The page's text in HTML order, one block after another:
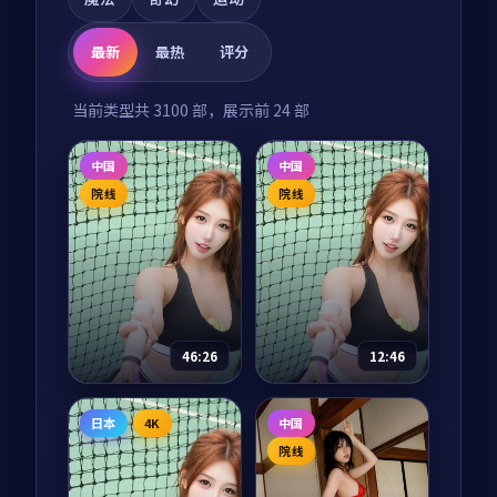
最新 最热 评分
当前类型共 3100 部，展示前 24部
中国
院线
46:26
千里江山图
电视剧 2025
主演：张译、王凯 等
中国
院线
12:46
我们的丝绸之路
纪录片 2025
主演： 任达华、陈坤
日本 4K
中国
院线